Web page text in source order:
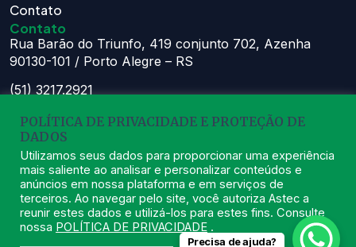
Contato
Contato
Rua Barão do Triunfo, 419 conjunto 702, Azenha
90130-101 / Porto Alegre – RS
(51) 3217.2921
Atendimento:
Seg à Sex das 8h – 11:30h e 13h – 16:30h
astec@astecpmpa.com.br
POLÍTICA DE PRIVACIDADE E PROTEÇÃO DE
DADOS
Utilizamos seus dados para proporcionar uma experiência
mais saliente ao analisar e personalizar conteúdos e
anúncios em nossa plataforma e em serviços de
terceiros. Ao navegar pelo site, você autoriza Astec a
reunir estes dados e utilizá-los para estes fins. Consulte
nossa POLÍTICA DE PRIVACIDADE .
Precisa de ajuda?